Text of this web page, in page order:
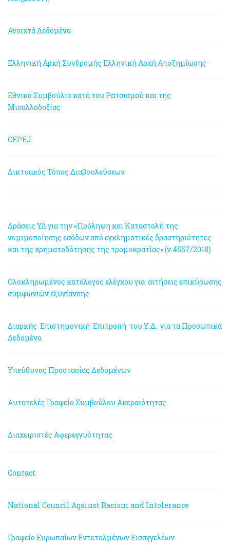
Ανοιχτά Δεδομένα
Ελληνική Αρχή Συνδρομής Ελληνική Αρχή Αποζημίωσης
Εθνικό Συμβούλιο κατά του Ρατσισμού και της
Μισαλλοδοξίας
CEPEJ
Δικτυακός Τόπος Διαβουλεύσεων
Δράσεις ΥΔ για την «Πρόληψη και Καταστολή της
νομιμοποίησης εσόδων από εγκληματικές δραστηριότητες
και της χρηματοδότησης της τρομοκρατίας» (ν.4557/2018)
Ολοκληρωμένος κατάλογος ελέγχου για αιτήσεις επικύρωσης
συμφωνιών εξυγίανσης
Διαρκής Επιστημονική Επιτροπή του Υ.Δ. για τα Προσωπικά
Δεδομένα
Υπεύθυνος Προστασίας Δεδομένων
Αυτοτελές Γραφείο Συμβούλου Ακεραιότητας
Διαχειριστές Αφερεγγυότητας
Contact
National Council Against Racism and Intolerance
Γραφείο Ευρωπαίων Εντεταλμένων Εισαγγελέων